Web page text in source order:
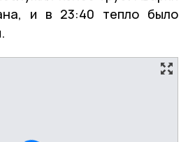
и в 23:40 тепло было